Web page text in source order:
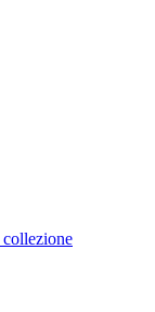
collezione